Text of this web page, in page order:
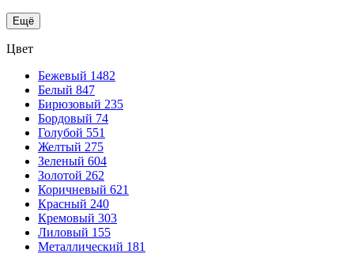
Ещё
Цвет
Бежевый 1482
Белый 847
Бирюзовый 235
Бордовый 74
Голубой 551
Желтый 275
Зеленый 604
Золотой 262
Коричневый 621
Красный 240
Кремовый 303
Лиловый 155
Металлический 181